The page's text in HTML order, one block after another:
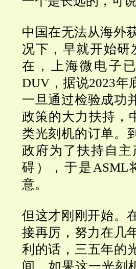
中国在无法从海外
况下，早就开始研
在，上海微电子
DUV ，据说2023年
一旦通过检验成功
政策的大力扶持，
类光刻机的订单。
政府为了扶持自
碍），于是 ASML
意。
但这才刚刚开始。
接再厉，努力在几
利的话，三五年的
间。如果这一光刻